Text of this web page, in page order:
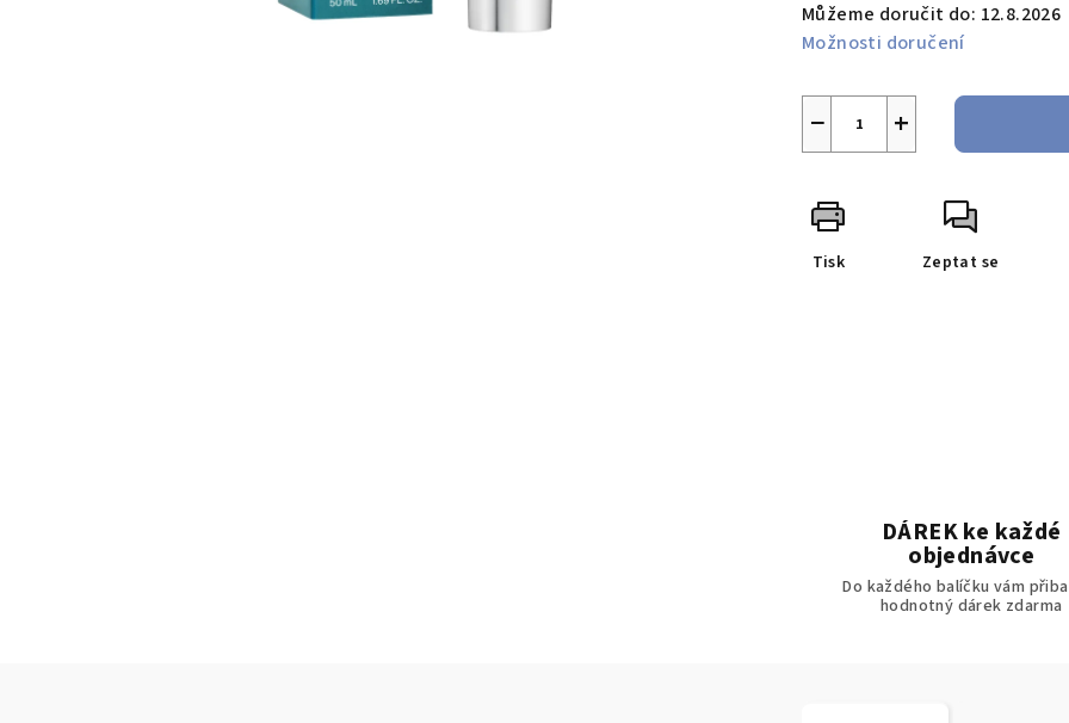
Můžeme doručit do: 12.8.2026
Možnosti doručení
+
−
Tisk Zeptat se
DÁREK ke každé
objednávce
Do každého balíčku vám
hodnotný dárek zdarma